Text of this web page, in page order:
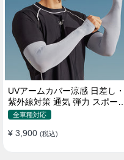
UVアームカバー涼感 日差し・
紫外線対策 通気 弾力 スポーツ
感 メンズ
全車種対応
¥ 3,900 (税込)